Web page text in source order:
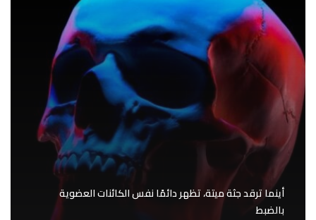
أينما ترقد جثة ميتة، تظهر دائمًا نفس الكائنات العضوية
بالضبط